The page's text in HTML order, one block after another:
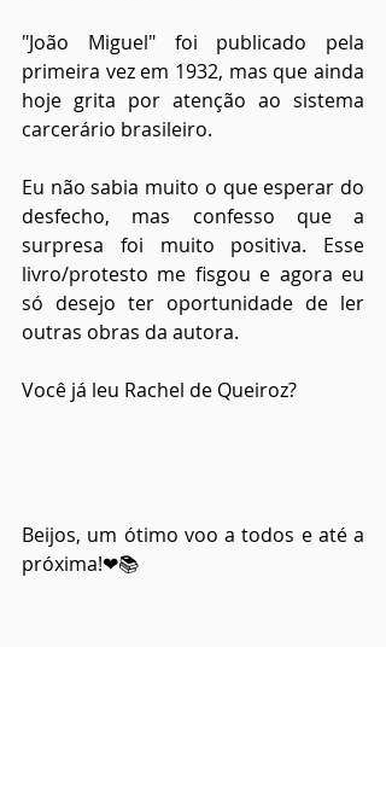
"João Miguel" foi publicado pela
primeira vez em 1932, mas que ainda
hoje grita por atenção ao sistema
carcerário brasileiro.
Eu não sabia muito o que esperar do
desfecho, mas confesso que a
surpresa foi muito positiva. Esse
livro/protesto me fisgou e agora eu
só desejo ter oportunidade de ler
outras obras da autora.
Você já leu Rachel de Queiroz?
Beijos, um ótimo voo a todos e até a
próxima!❤📚